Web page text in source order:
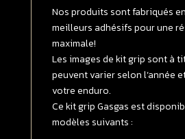
/
350
/
450
EC
/
ECF
2021
Nos produits sont fabriqués
meilleurs adhésifs pour une
maximale!
Les images de kit grip sont à
peuvent varier selon l’année
votre enduro.
Ce kit grip Gasgas est
modèles suivants :